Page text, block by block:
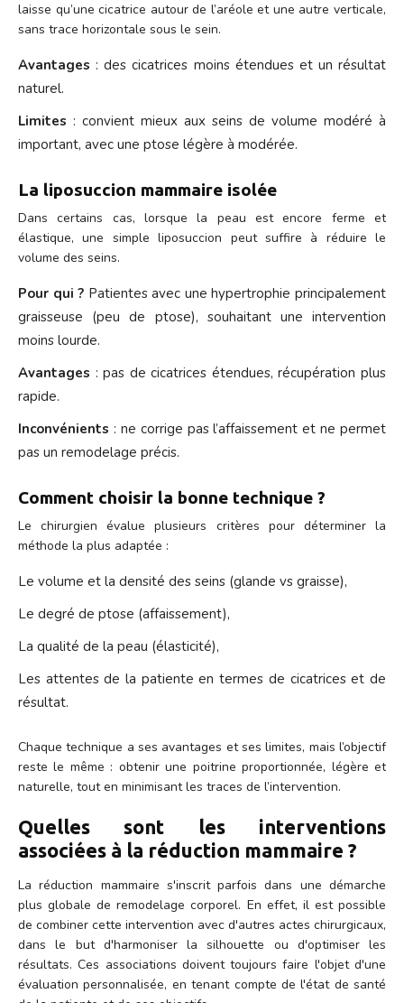
laisse qu’une cicatrice autour de l’aréole et une autre verticale,
sans trace horizontale sous le sein.
Avantages : des cicatrices moins étendues et un résultat
naturel.
Limites : convient mieux aux seins de volume modéré à
important, avec une ptose légère à modérée.
La liposuccion mammaire isolée
Dans certains cas, lorsque la peau est encore ferme et
élastique, une simple liposuccion peut suffire à réduire le
volume des seins.
Pour qui ? Patientes avec une hypertrophie principalement
graisseuse (peu de ptose), souhaitant une intervention
moins lourde.
Avantages : pas de cicatrices étendues, récupération plus
rapide.
Inconvénients : ne corrige pas l’affaissement et ne permet
pas un remodelage précis.
Comment choisir la bonne technique ?
Le chirurgien évalue plusieurs critères pour déterminer la
méthode la plus adaptée :
Le volume et la densité des seins (glande vs graisse),
Le degré de ptose (affaissement),
La qualité de la peau (élasticité),
Les attentes de la patiente en termes de cicatrices et de
résultat.
Chaque technique a ses avantages et ses limites, mais l’objectif
reste le même : obtenir une poitrine proportionnée, légère et
naturelle, tout en minimisant les traces de l’intervention.
Quelles sont les interventions
associées à la réduction mammaire ?
La réduction mammaire s'inscrit parfois dans une démarche
plus globale de remodelage corporel. En effet, il est possible
de combiner cette intervention avec d'autres actes chirurgicaux,
dans le but d'harmoniser la silhouette ou d'optimiser les
résultats. Ces associations doivent toujours faire l'objet d'une
évaluation personnalisée, en tenant compte de l'état de santé